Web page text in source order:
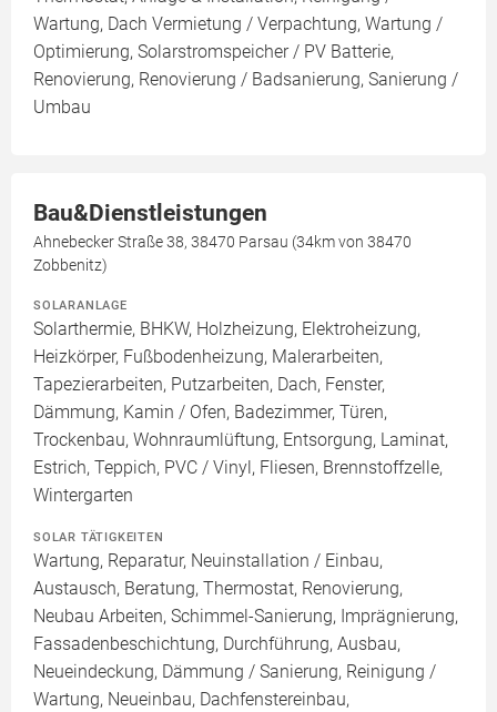
Wartung, Dach Vermietung / Verpachtung, Wartung /
Optimierung, Solarstromspeicher / PV Batterie,
Renovierung, Renovierung / Badsanierung, Sanierung /
Umbau
Bau&Dienstleistungen
Ahnebecker Straße 38, 38470 Parsau (34km von 38470
Zobbenitz)
SOLARANLAGE
Solarthermie, BHKW, Holzheizung, Elektroheizung,
Heizkörper, Fußbodenheizung, Malerarbeiten,
Tapezierarbeiten, Putzarbeiten, Dach, Fenster,
Dämmung, Kamin / Ofen, Badezimmer, Türen,
Trockenbau, Wohnraumlüftung, Entsorgung, Laminat,
Estrich, Teppich, PVC / Vinyl, Fliesen, Brennstoffzelle,
Wintergarten
SOLAR TÄTIGKEITEN
Wartung, Reparatur, Neuinstallation / Einbau,
Austausch, Beratung, Thermostat, Renovierung,
Neubau Arbeiten, Schimmel-Sanierung, Imprägnierung,
Fassadenbeschichtung, Durchführung, Ausbau,
Neueindeckung, Dämmung / Sanierung, Reinigung /
Wartung, Neueinbau, Dachfenstereinbau,